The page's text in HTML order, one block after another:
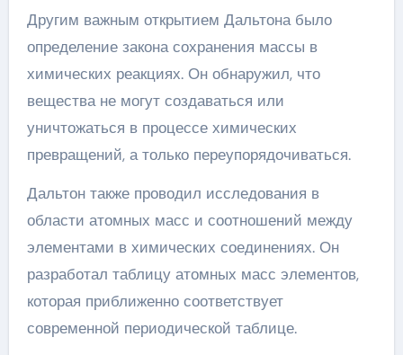
Другим важным открытием Дальтона было
определение закона сохранения массы в
химических реакциях. Он обнаружил, что
вещества не могут создаваться или
уничтожаться в процессе химических
превращений, а только переупорядочиваться.
Дальтон также проводил исследования в
области атомных масс и соотношений между
элементами в химических соединениях. Он
разработал таблицу атомных масс элементов,
которая приближенно соответствует
современной периодической таблице.